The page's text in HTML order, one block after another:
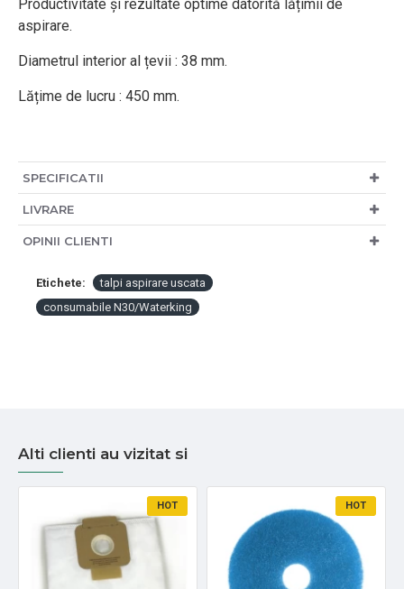
Productivitate și rezultate optime datorită lățimii de
aspirare.
Diametrul interior al țevii : 38 mm.
Lățime de lucru : 450 mm.
SPECIFICATII
LIVRARE
OPINII CLIENTI
Etichete:
talpi aspirare uscata
consumabile N30/Waterking
Alti clienti au vizitat si
HOT HOT